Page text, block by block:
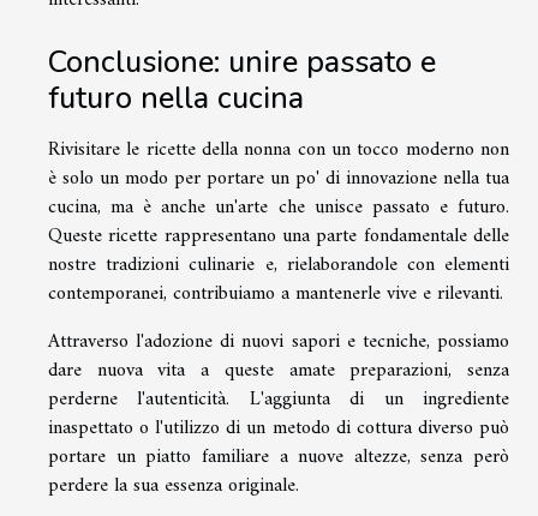
Conclusione: unire passato e
futuro nella cucina
Rivisitare le ricette della nonna con un tocco moderno non
è solo un modo per portare un po' di innovazione nella tua
cucina, ma è anche un'arte che unisce passato e futuro.
Queste ricette rappresentano una parte fondamentale delle
nostre tradizioni culinarie e, rielaborandole con elementi
contemporanei, contribuiamo a mantenerle vive e rilevanti.
Attraverso l'adozione di nuovi sapori e tecniche, possiamo
dare nuova vita a queste amate preparazioni, senza
perderne l'autenticità. L'aggiunta di un ingrediente
inaspettato o l'utilizzo di un metodo di cottura diverso può
portare un piatto familiare a nuove altezze, senza però
perdere la sua essenza originale.